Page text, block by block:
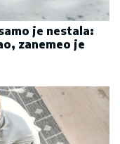
je nestala:
zanemeo je